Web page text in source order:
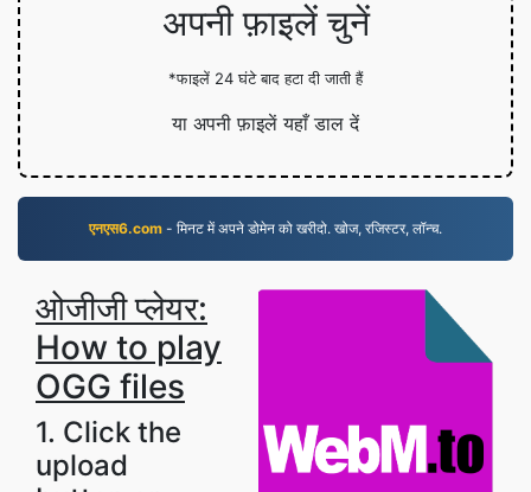
अपनी फ़ाइलें चुनें
*फाइलें 24 घंटे बाद हटा दी जाती हैं
या अपनी फ़ाइलें यहाँ डाल दें
एनएस6.com - मिनट में अपने डोमेन को खरीदो. खोज, रजिस्टर, लॉन्च.
ओजीजी प्लेयर:
How to play
OGG files
1. Click the
upload